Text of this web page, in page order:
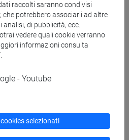
E SOCIETÀ DELL'ASIA
- Laurea
raccolti saranno condivisi
che potrebbero associarli ad altre
di pubblicità, ecc.
vedere quali cookie verranno
informazioni consulta
- Youtube
selezionati